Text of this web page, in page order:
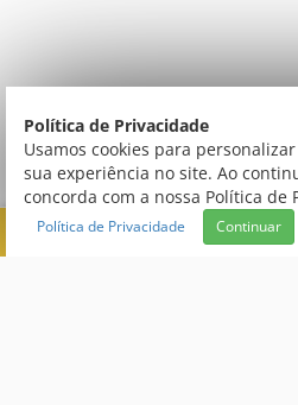
Política de Privacidade
Usamos cookies para
sua experiência no site. Ao
concorda com a nossa Política de
Política de Privacidade Continuar
FILTRAR